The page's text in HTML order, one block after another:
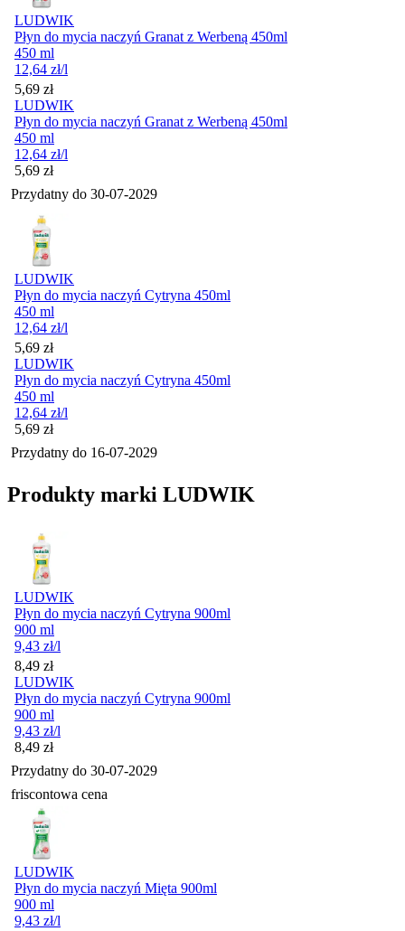
LUDWIK
Płyn do mycia naczyń Granat z Werbeną 450ml
450 ml
12,64 zł/l
Cena
5,69 zł
LUDWIK
Płyn do mycia naczyń Granat z Werbeną 450ml
450 ml
12,64 zł/l
Cena
5,69 zł
Przydatny do 30-07-2029
LUDWIK
Płyn do mycia naczyń Cytryna 450ml
450 ml
12,64 zł/l
Cena
5,69 zł
LUDWIK
Płyn do mycia naczyń Cytryna 450ml
450 ml
12,64 zł/l
Cena
5,69 zł
Przydatny do 16-07-2029
Produkty marki LUDWIK
LUDWIK
Płyn do mycia naczyń Cytryna 900ml
900 ml
9,43 zł/l
Cena
8,49 zł
LUDWIK
Płyn do mycia naczyń Cytryna 900ml
900 ml
9,43 zł/l
Cena
8,49 zł
Przydatny do 30-07-2029
friscontowa cena
LUDWIK
Płyn do mycia naczyń Mięta 900ml
900 ml
9,43 zł/l